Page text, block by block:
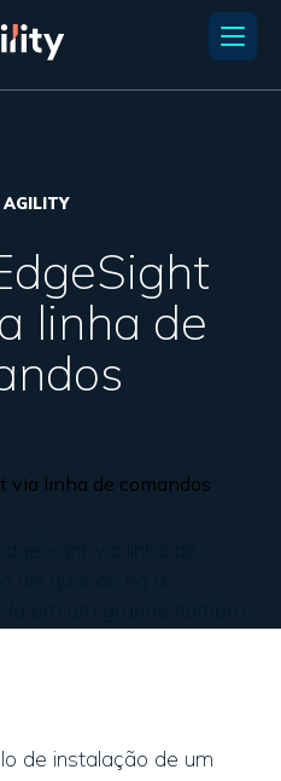
AGILITY
linha de
de instalação de um